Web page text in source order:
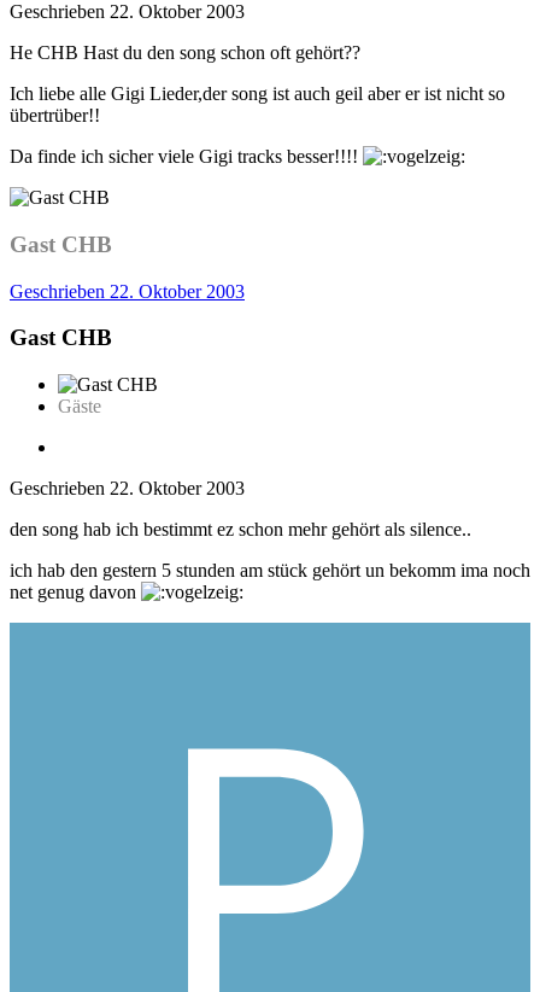
Geschrieben 22. Oktober 2003
He CHB Hast du den song schon oft gehört??
Ich liebe alle Gigi Lieder,der song ist auch geil aber er ist nicht so
übertrüber!!
Da finde ich sicher viele Gigi tracks besser!!!!
Gast CHB
Geschrieben 22. Oktober 2003
Gast CHB
Gäste
Geschrieben 22. Oktober 2003
den song hab ich bestimmt ez schon mehr gehört als silence..
ich hab den gestern 5 stunden am stück gehört un bekomm ima noch
net genug davon